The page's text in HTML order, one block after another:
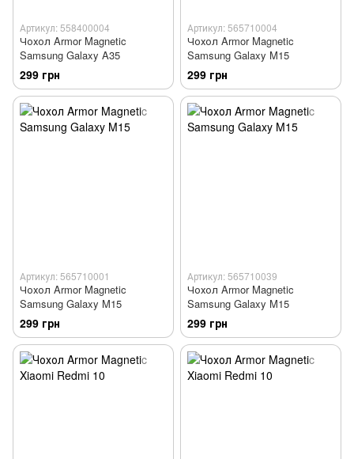
Артикул: 558400004
Чохол Armor Magnetic
Samsung Galaxy A35
299 грн
Артикул: 565710004
Чохол Armor Magnetic
Samsung Galaxy M15
299 грн
Артикул: 565710001
Чохол Armor Magnetic
Samsung Galaxy M15
299 грн
Артикул: 565710039
Чохол Armor Magnetic
Samsung Galaxy M15
299 грн